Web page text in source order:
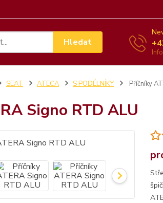
Hledat
SEAT ATECA S PODÉLNÍKY Příčníky
Signo RTD ALU